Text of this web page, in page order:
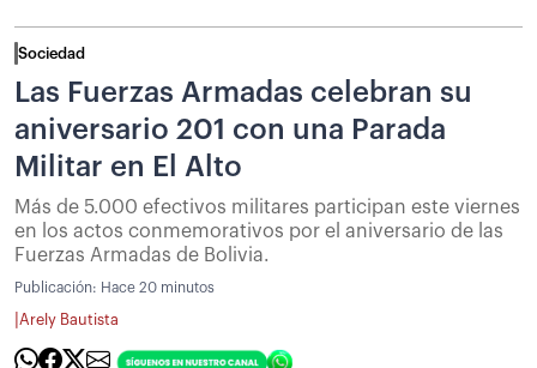
Sociedad
Las Fuerzas Armadas celebran su
aniversario 201 con una Parada
Militar en El Alto
Más de 5.000 efectivos militares participan este viernes
en los actos conmemorativos por el aniversario de las
Fuerzas Armadas de Bolivia.
Publicación: Hace 20 minutos
Arely Bautista